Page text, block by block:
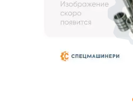
+7 (499) 394-50-93